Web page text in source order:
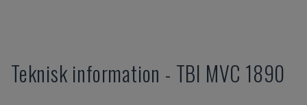
Teknisk information - TBI MVC 1890